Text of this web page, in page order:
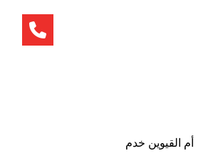
أم القيوين خدم